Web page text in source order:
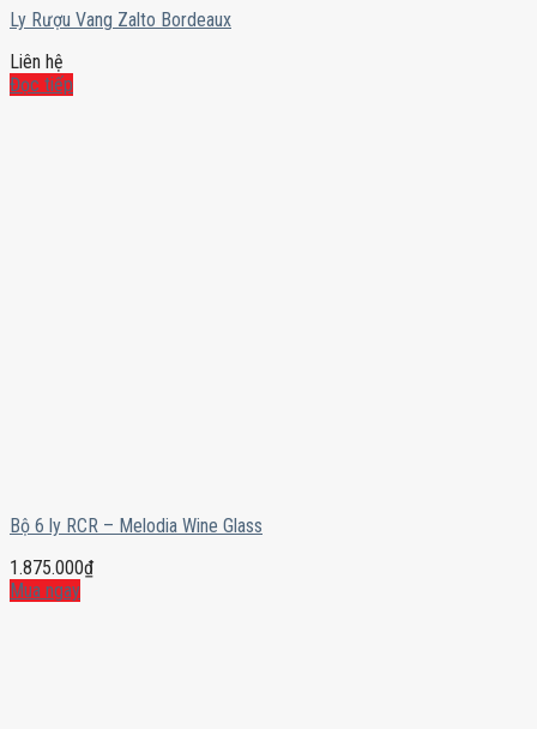
Ly Rượu Vang Zalto Bordeaux
Liên hệ
Đọc tiếp
Bộ 6 ly RCR – Melodia Wine Glass
1.875.000₫
Mua ngay